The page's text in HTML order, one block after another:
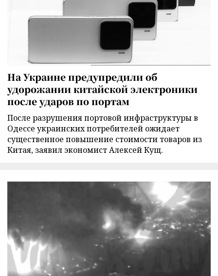
На Украине предупредили об
удорожании китайской электроники
после ударов по портам
После разрушения портовой инфраструктуры в
Одессе украинских потребителей ожидает
существенное повышение стоимости товаров из
Китая, заявил экономист Алексей Кущ.